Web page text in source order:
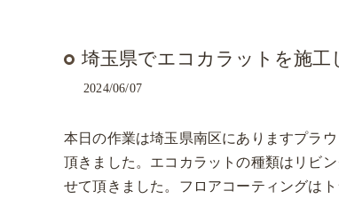
埼玉県でエコカラットを施工
2024/06/07
本日の作業は埼玉県南区にありますプラ
頂きました。エコカラットの種類はリビ
せて頂きました。フロアコーティングは